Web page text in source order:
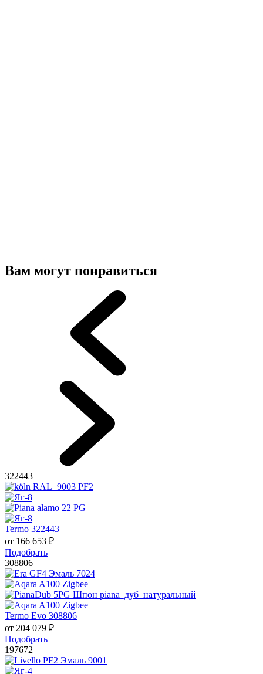
Вам могут понравиться
322443
Termo 322443
от 166 653 ₽
Подобрать
308806
Termo Evo 308806
от 204 079 ₽
Подобрать
197672